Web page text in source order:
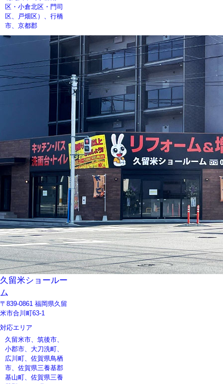
区・小倉北区・門司
区、戸畑区）、行橋
市、京都郡
久留米ショールー
ム
〒839-0861 福岡県久留
米市合川町63-1
対応エリア
久留米市、筑後市、
小郡市、大刀洗町、
広川町、佐賀県鳥栖
市、佐賀県三養基郡
基山町、佐賀県三養